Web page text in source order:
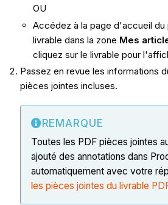
OU
Accédez à la page d'accueil du
livrable dans la zone Mes
cliquez sur le livrable pour
Passez en revue les informations
pièces jointes incluses.
REMARQUE
Toutes les PDF pièces jointes
ajouté des annotations dans
automatiquement avec votre
les pièces jointes du livrable